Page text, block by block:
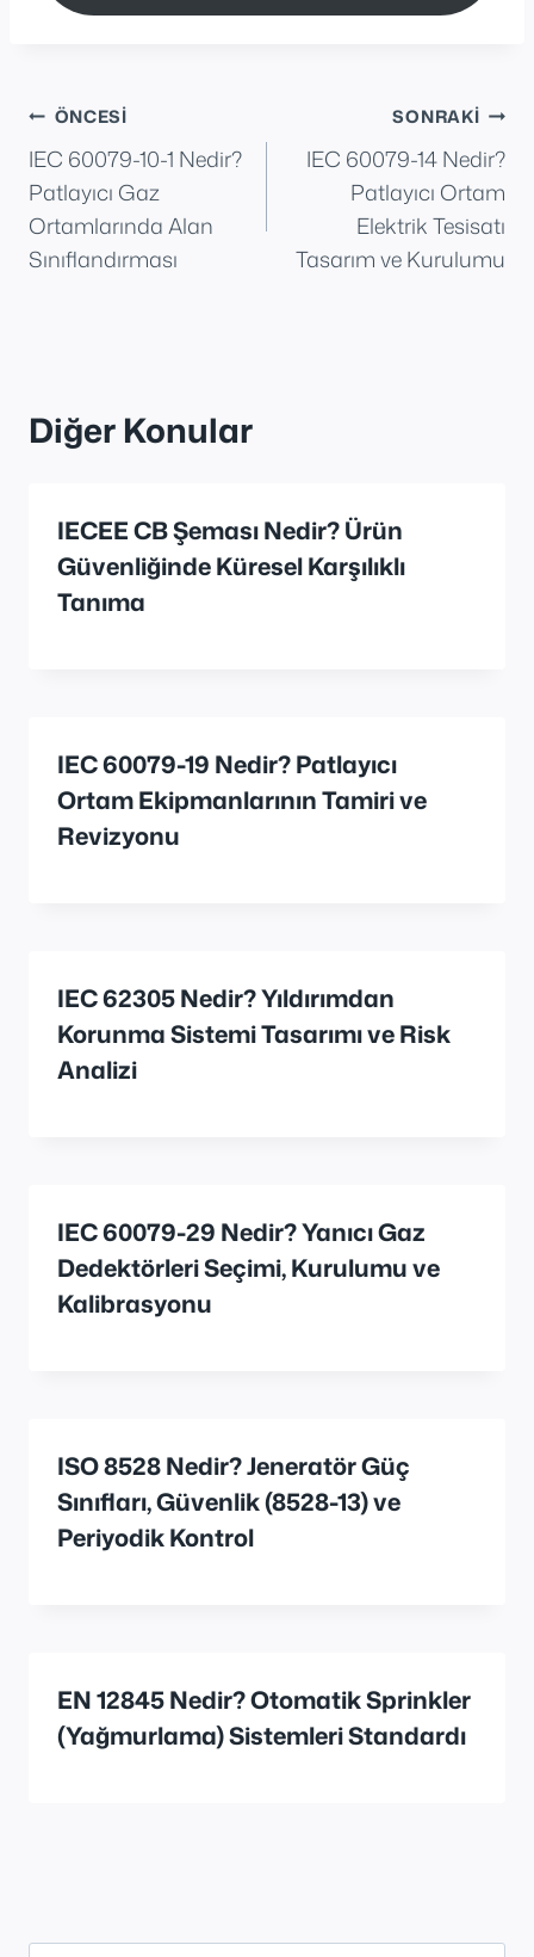
Yazı
gezinmesi
ÖNCESI
IEC 60079-10-1 Nedir?
Patlayıcı Gaz
Ortamlarında Alan
Sınıflandırması
SONRAKI
IEC 60079-14 Nedir?
Patlayıcı Ortam
Elektrik Tesisatı
Tasarım ve Kurulumu
Diğer Konular
IECEE CB Şeması Nedir? Ürün
Güvenliğinde Küresel Karşılıklı
Tanıma
IEC 60079-19 Nedir? Patlayıcı
Ortam Ekipmanlarının Tamiri ve
Revizyonu
IEC 62305 Nedir? Yıldırımdan
Korunma Sistemi Tasarımı ve Risk
Analizi
IEC 60079-29 Nedir? Yanıcı Gaz
Dedektörleri Seçimi, Kurulumu ve
Kalibrasyonu
ISO 8528 Nedir? Jeneratör Güç
Sınıfları, Güvenlik (8528-13) ve
Periyodik Kontrol
EN 12845 Nedir? Otomatik Sprinkler
(Yağmurlama) Sistemleri Standardı